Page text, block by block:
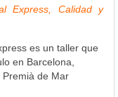
Express, Calidad y
es un taller que
en Barcelona,
de Mar